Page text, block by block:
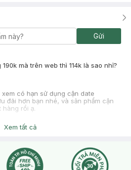
Gửi
mà trên web thì 114k là sao nhỉ?
xem có hạn sử dụng cận date
đãi hơn bạn nhé, và sản phẩm cận
hàng rồi ạ.
Xem tất cả